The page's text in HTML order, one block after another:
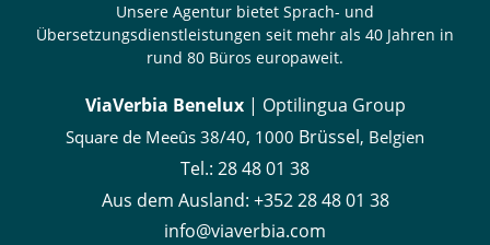
Unsere Agentur bietet Sprach- und
Übersetzungsdienstleistungen seit mehr als 40 Jahren in
rund 80 Büros europaweit.
ViaVerbia Benelux | Optilingua Group
Square de Meeûs 38/40, 1000 Brüssel, Belgien
Tel.: 28 48 01 38
Aus dem Ausland: +352 28 48 01 38
info@viaverbia.com